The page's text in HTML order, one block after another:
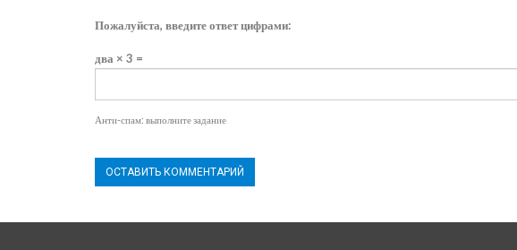
Пожалуйста, введите ответ цифрами:
два × 3 =
Анти-спам: выполните задание